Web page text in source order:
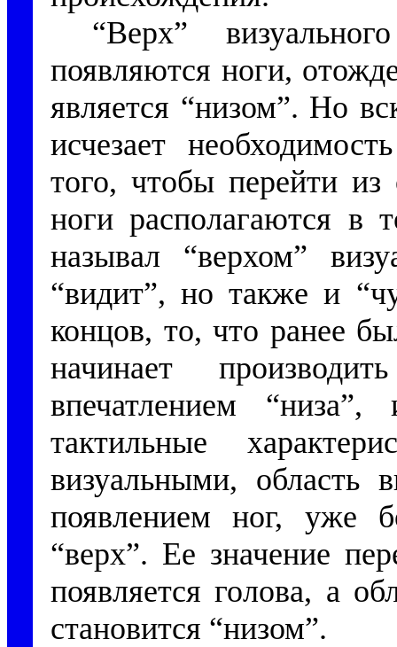
“Верх”
появляются ноги,
является “низом”. Но
исчезает
того, чтобы перейти
ноги располагаются в
называл “верхом”
“видит”, но также и
концов, то, что ранее
начинает
впечатлением “низа”,
тактильные
визуальными, область
появлением ног, уже
“верх”. Ее значение
появляется голова, а
становится “низом”.